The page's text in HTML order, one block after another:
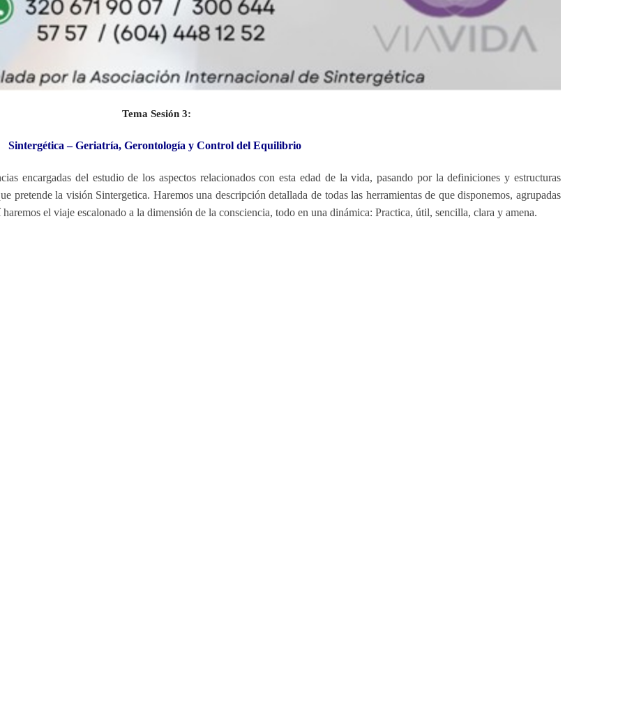
Tema Sesión 3:
Sintergética – Geriatría, Gerontología y Control del Equilibrio
encargadas del estudio de los aspectos relacionados con esta edad de la vida, pasando por la definiciones y estructuras
pretende la visión Sintergetica. Haremos una descripción detallada de todas las herramientas de que disponemos, agrupadas
el viaje escalonado a la dimensión de la consciencia, todo en una dinámica: Practica, útil, sencilla, clara y amena.